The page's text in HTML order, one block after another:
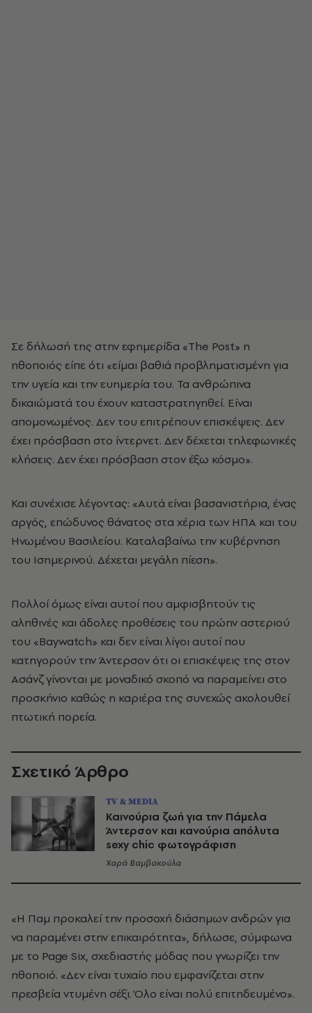
Σε δήλωσή της στην εφημερίδα «The Post» η
ηθοποιός είπε ότι «είμαι βαθιά προβληματισμένη για
την υγεία και την ευημερία του. Τα ανθρώπινα
δικαιώματά του έχουν καταστρατηγηθεί. Είναι
απομονωμένος. Δεν του επιτρέπουν επισκέψεις. Δεν
έχει πρόσβαση στο ίντερνετ. Δεν δέχεται τηλεφωνικές
κλήσεις. Δεν έχει πρόσβαση στον έξω κόσμο».
Και συνέχισε λέγοντας: «Αυτά είναι βασανιστήρια, ένας
αργός, επώδυνος θάνατος στα χέρια των ΗΠΑ και του
Ηνωμένου Βασιλείου. Καταλαβαίνω την κυβέρνηση
του Ισημερινού. Δέχεται μεγάλη πίεση».
Πολλοί όμως είναι αυτοί που αμφισβητούν τις
αληθινές και άδολες προθέσεις του πρώην αστεριού
του «Baywatch» και δεν είναι λίγοι αυτοί που
κατηγορούν την Άντερσον ότι οι επισκέψεις της στον
Ασάνζ γίνονται με μοναδικό σκοπό να παραμείνει στο
προσκήνιο καθώς η καριέρα της συνεχώς ακολουθεί
πτωτική πορεία.
Σχετικό Άρθρο
TV & MEDIA
Καινούρια ζωή για την Πάμελα
Άντερσον και κανούρια απόλυτα
sexy chic φωτογράφιση
Χαρά Βαμβακούλα
«Η Παμ προκαλεί την προσοχή διάσημων ανδρών για
να παραμένει στην επικαιρότητα», δήλωσε, σύμφωνα
με το Page Six, σχεδιαστής μόδας που γνωρίζει την
ηθοποιό. «Δεν είναι τυχαίο που εμφανίζεται στην
πρεσβεία ντυμένη σέξι. Όλο είναι πολύ επιτηδευμένο».